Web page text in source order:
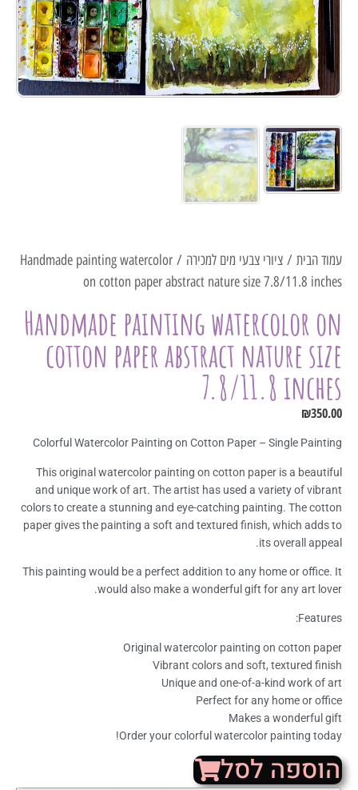
עמוד הבית / ציורי צבעי מים למכירה
/ Handmade painting watercolor
on cotton paper abstract nature size 7.8/11.8 inches
Handmade painting watercolor on
cotton paper abstract nature size
7.8/11.8 inches
₪350.00
Colorful Watercolor Painting on Cotton Paper – Single Painting
This original watercolor painting on cotton paper is a beautiful
and unique work of art. The artist has used a variety of vibrant
colors to create a stunning and eye-catching painting. The cotton
paper gives the painting a soft and textured finish, which adds to
its overall appeal.
This painting would be a perfect addition to any home or office. It
would also make a wonderful gift for any art lover.
Features:
Original watercolor painting on cotton paper
Vibrant colors and soft, textured finish
Unique and one-of-a-kind work of art
Perfect for any home or office
Makes a wonderful gift
Order your colorful watercolor painting today!
הוספה לסל